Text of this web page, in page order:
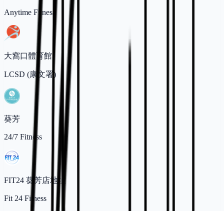
Anytime Fitness
大窩口體育館
LCSD (康文署)
葵芳
24/7 Fitness
FIT24 葵芳店地址
Fit 24 Fitness